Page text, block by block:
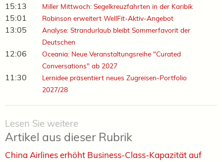
15:13 Miller Mittwoch: Segelkreuzfahrten in der Karibik
15:01 Robinson erweitert WellFit-Aktiv-Angebot
13:05
Analyse: Strandurlaub bleibt Sommerfavorit der
Deutschen
12:06
Oceania: Neue Veranstaltungsreihe "Curated
Conversations" ab 2027
11:30
Lernidee präsentiert neues Zugreisen-Portfolio
2027/28
Lesen Sie weitere
Artikel aus dieser Rubrik
China Airlines erhöht Business-Class-Kapazität auf